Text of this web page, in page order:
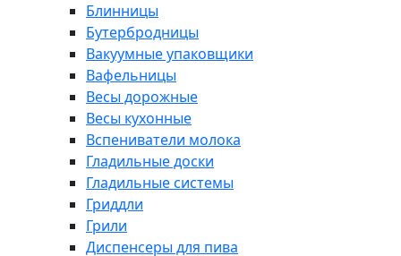
Блинницы
Бутербродницы
Вакуумные упаковщики
Вафельницы
Весы дорожные
Весы кухонные
Вспениватели молока
Гладильные доски
Гладильные системы
Гриддли
Грили
Диспенсеры для пива